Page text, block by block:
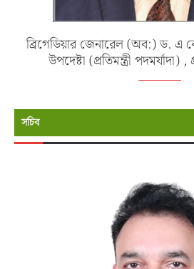
ব্রিগেডিয়ার জেনারেল (অব:) ড. এ
উপদেষ্টা (প্রতিমন্ত্রী পদমর্যাদা) ,
সচিব